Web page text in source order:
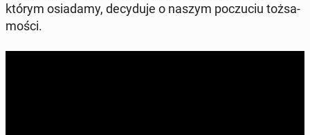
którym osia­da­my, de­cy­du­je o naszym po­czu­ciu toż­sa­
mo­ści.